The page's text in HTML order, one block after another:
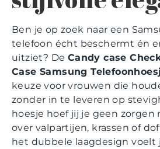
Ben je op zoek naar een
telefoon écht beschermt én
uitziet? De Candy case
Case Samsung
keuze voor vrouwen die
zonder in te leveren op
hoesje hoef jij je geen zorgen
over valpartijen, krassen of
het dubbele laagdesign voelt